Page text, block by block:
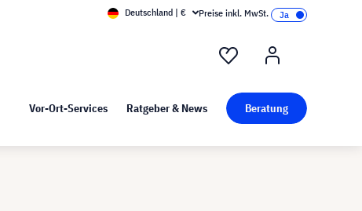
Kunst bei visunext
Deutschland | € Preise inkl. MwSt.
Vor-Ort-Services Ratgeber & News Beratung